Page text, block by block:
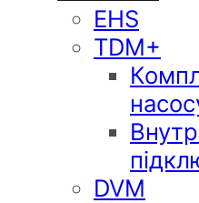
EHS
TDM+
DVM